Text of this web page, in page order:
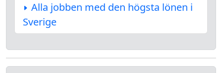
Alla jobben med den högsta lönen i
Sverige